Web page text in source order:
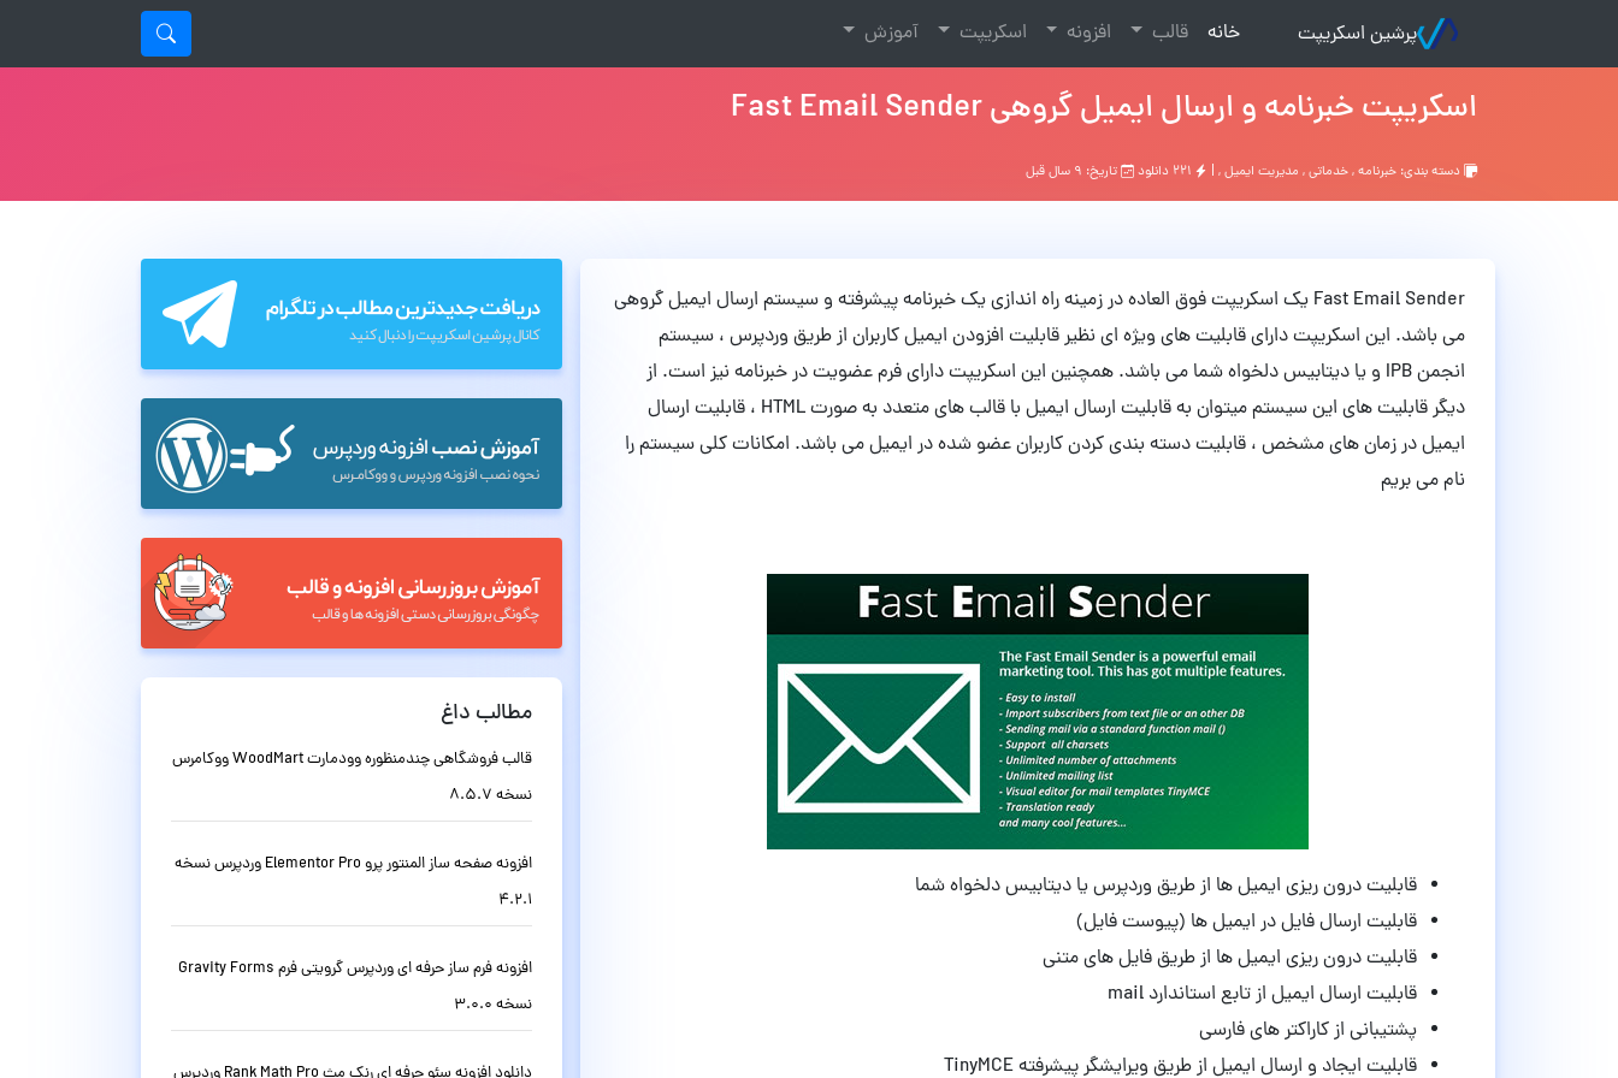
پرشین اسکریپت خانه
(current) قالب افزونه اسکریپت آموزش
اسکریپت خبرنامه و ارسال ایمیل گروهی Fast Email Sender
دسته بندی: خبرنامه,خدماتی, مدیریت ایمیل, | تاریخ: ۹ سال قبل
Fast Email Sender یک اسکریپت فوق العاده در زمینه راه اندازی یک خبرنامه پیشرفته و سیستم ارسال ایمیل گروهی
می باشد. این اسکریپت دارای قابلیت های ویژه ای نظیر قابلیت افزودن ایمیل کاربران از طریق وردپرس ، سیستم
انجمن IPB و یا دیتابیس دلخواه شما می باشد. همچنین این اسکریپت دارای فرم عضویت در خبرنامه نیز است. از
دیگر قابلیت های این سیستم میتوان به قابلیت ارسال ایمیل با قالب های متعدد به صورت HTML ، قابلیت ارسال
ایمیل در زمان های مشخص ، قابلیت دسته بندی کردن کاربران عضو شده در ایمیل می باشد. امکانات کلی سیستم را
نام می بریم
قابلیت درون ریزی ایمیل ها از طریق وردپرس یا دیتابیس دلخواه شما
قابلیت ارسال فایل در ایمیل ها (پیوست فایل)
قابلیت درون ریزی ایمیل ها از طریق فایل های متنی
قابلیت ارسال ایمیل از تابع استاندارد mail
پشتیبانی از کاراکتر های فارسی
قابلیت ایجاد و ارسال ایمیل از طریق ویرایشگر پیشرفته TinyMCE
مطالب داغ
قالب فروشگاهی چندمنظوره وودمارت WoodMart ووکامرس
نسخه 8.5.7
افزونه صفحه ساز المنتور پرو Elementor Pro وردپرس نسخه
4.2.1
افزونه فرم ساز حرفه ای وردپرس گرویتی فرم Gravity Forms
نسخه 3.0.0